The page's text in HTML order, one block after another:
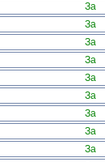
За
За
За
За
За
За
За
За
За